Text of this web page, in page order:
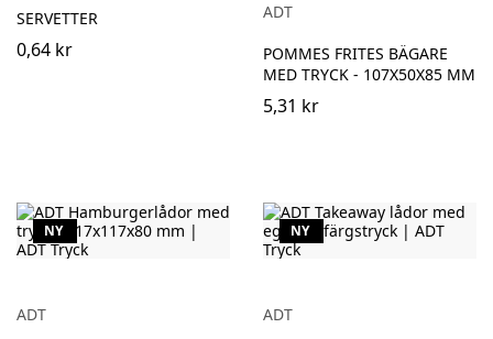
SERVETTER
0,64 kr
ADT
POMMES FRITES BÄGARE
MED TRYCK - 107X50X85 MM
5,31 kr
ADT
NY
ADT
NY